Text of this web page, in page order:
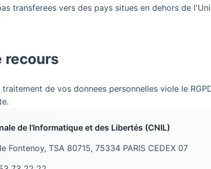
transferees vers des pays situes en dehors de
recours
de vos donnees personnelles viole le
de l'Informatique et des Libertés (CNIL)
Fontenoy, TSA 80715, 75334 PARIS CEDEX 07